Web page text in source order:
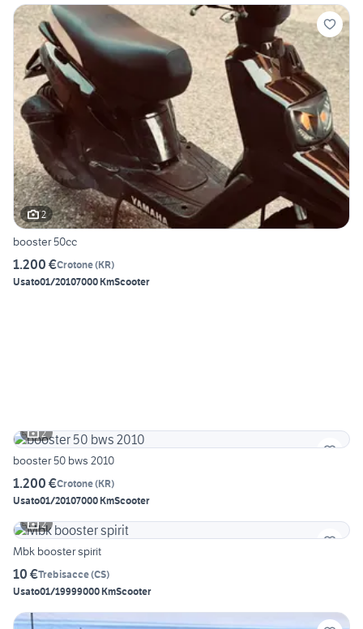
2
booster 50cc
1.200 €Crotone(KR)
Usato01/20107000 KmScooter
2
booster 50 bws 2010
1.200 €Crotone(KR)
Usato01/20107000 KmScooter
2
Mbk booster spirit
10 €Trebisacce(CS)
Usato01/19999000 KmScooter